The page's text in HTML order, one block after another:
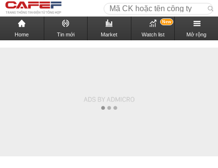
Home Tin mới Market Watch list
New
Mở rộng